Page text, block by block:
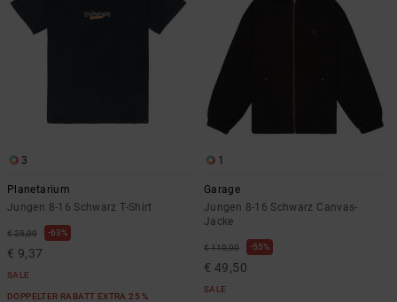
3
Planetarium
Jungen 8-16 Schwarz T-Shirt
€ 25,00 63%
€ 9,37
SALE
DOPPELTER RABATT EXTRA 25 %
1
Garage
Jungen 8-16 Schwarz Canvas-
Jacke
€ 110,00 55%
€ 49,50
SALE